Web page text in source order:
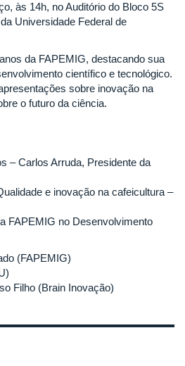
às 14h, no Auditório do Bloco 5S
Universidade Federal de
da FAPEMIG, destacando sua
científico e tecnológico.
sobre inovação na
o futuro da ciência.
– Carlos Arruda, Presidente da
e inovação na cafeicultura –
FAPEMIG no Desenvolvimento
(FAPEMIG)
Filho (Brain Inovação)